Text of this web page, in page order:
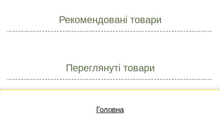
Рекомендовані товари
Переглянуті товари
Головна